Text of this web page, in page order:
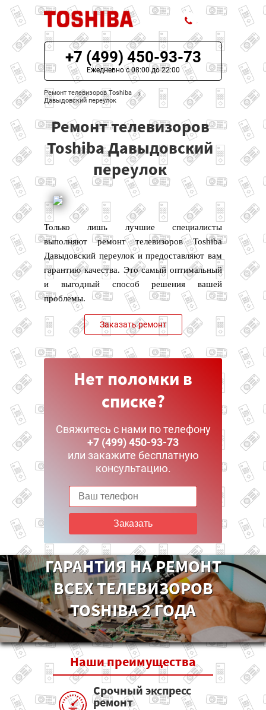
ЦЕНЫ НА РЕМОНТ
О СЕРВИСЕ
МОДЕЛИ TOSHIBA
НАШИ КОНТАКТЫ
+7 (499) 450-93-73
Ежедневно с 08:00 до 22:00
Ремонт телевизоров Toshiba
Давыдовский переулок
Ремонт телевизоров
Toshiba Давыдовский
переулок
Только лишь лучшие специалисты
выполняют ремонт телевизоров Toshiba
Давыдовский переулок и предоставляют вам
гарантию качества. Это самый оптимальный
и выгодный способ решения вашей
проблемы.
Заказать ремонт
Нет поломки в
списке?
Свяжитесь с нами по телефону
+7 (499) 450-93-73
или закажите бесплатную
консультацию.
Заказать
ГАРАНТИЯ НА РЕМОНТ
ВСЕХ ТЕЛЕВИЗОРОВ
TOSHIBA 2 ГОДА
Нашипреимущества
Срочный экспресс
ремонт